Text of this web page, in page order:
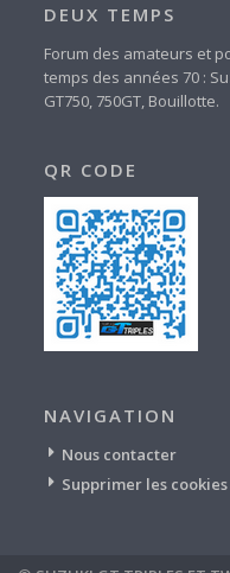
DEUX TEMPS
Forum des amateurs et
temps des années 70 :
GT750, 750GT, Bouillotte.
QR CODE
NAVIGATION
Nous contacter
Supprimer les